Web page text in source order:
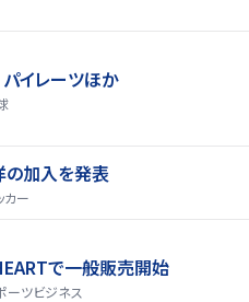
パイレーツほか
の加入を発表
カー
で一般販売開始
ーツビジネス